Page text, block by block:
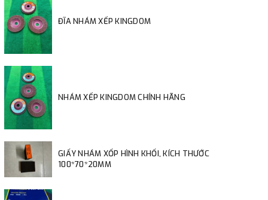
ĐĨA NHÁM XẾP KINGDOM
NHÁM XẾP KINGDOM CHÍNH HÃNG
GIẤY NHÁM XỐP HÌNH KHỐI, KÍCH THƯỚC
100*70*20MM